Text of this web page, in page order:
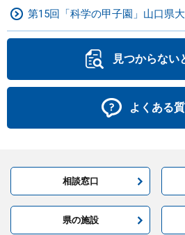
第15回「科学の甲子園」山口県
見つからない
よくある
相談窓口
県の施設